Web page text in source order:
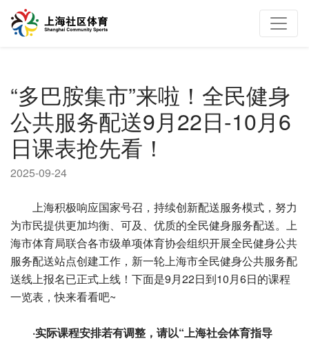
“多巴胺集市”来啦！全民健身
公共服务配送9月22日-10月6
日课表抢先看！
2025-09-24
上海积极响应国家号召，持续创新配送服务模式，努力
为市民提供更加均衡、可及、优质的全民健身服务配送。上
海市体育局联合各市级单项体育协会组织开展全民健身公共
服务配送站点创建工作，新一轮上海市全民健身公共服务配
送线上报名已正式上线！下面是9月22日到10月6日的课程
一览表，快来看看吧~
·实际课程安排若有调整，请以“上海社会体育指导